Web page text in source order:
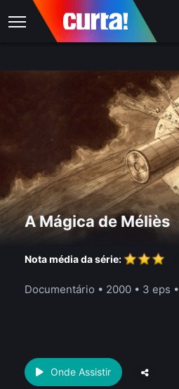
A Mágica de Méliès
Nota média da série:
Documentário • 2000 • 3 eps •
Onde Assistir